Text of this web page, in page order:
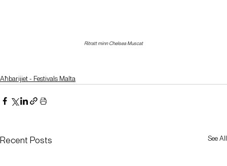
Ritratt minn Chelsea Muscat
Aħbarijiet - Festivals Malta
Recent Posts See All